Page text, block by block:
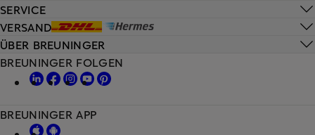
SERVICE
VERSAND
ÜBER BREUNINGER
BREUNINGER FOLGEN
BREUNINGER APP